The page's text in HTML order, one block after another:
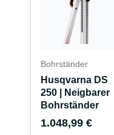
Bohrständer
Husqvarna DS
250 | Neigbarer
Bohrständer
1.048,99€